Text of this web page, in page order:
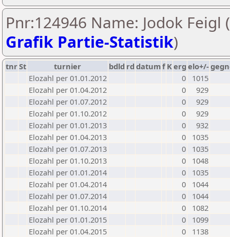
Pnr:124946 Name: Jodok Feigl (
Grafik Partie-Statistik)
tnrSt turnier bdld rd datumf Kerg elo+/-
Elozahl per 01.01.2012
0
1015
Elozahl per 01.04.2012
0
929
Elozahl per 01.07.2012
0
929
Elozahl per 01.10.2012
0
929
Elozahl per 01.01.2013
0
932
Elozahl per 01.04.2013
0
1035
Elozahl per 01.07.2013
0
1035
Elozahl per 01.10.2013
0
1048
Elozahl per 01.01.2014
0
1035
Elozahl per 01.04.2014
0
1044
Elozahl per 01.07.2014
0
1044
Elozahl per 01.10.2014
0
1082
Elozahl per 01.01.2015
0
1099
Elozahl per 01.04.2015
0
1138